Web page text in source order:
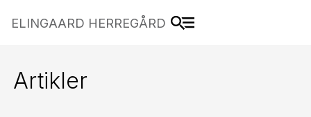
ELINGAARD HERREGÅRD
Artikler